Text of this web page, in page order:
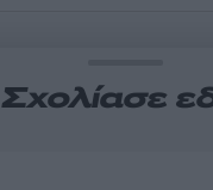
Σχολίασε